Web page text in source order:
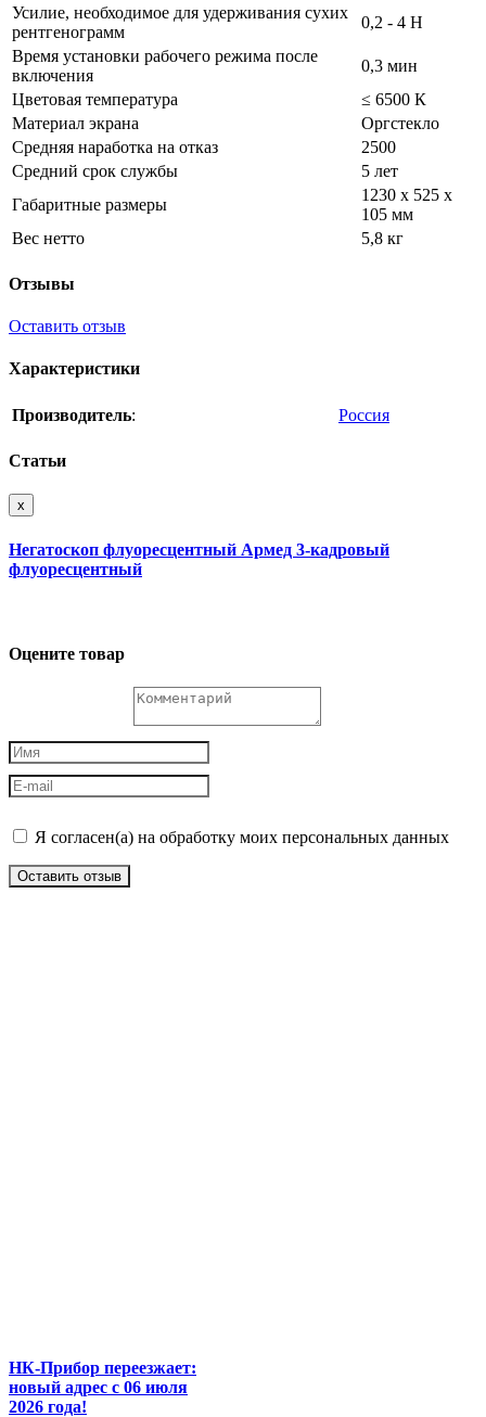
Усилие, необходимое для удерживания сухих
рентгенограмм
0,2 - 4 H
Время установки рабочего режима после
включения
0,3 мин
Цветовая температура
≤ 6500 К
Материал экрана
Оргстекло
Средняя наработка на отказ
2500
Средний срок службы
5 лет
Габаритные размеры
1230 х 525 х
105 мм
Вес нетто
5,8 кг
Отзывы
Оставить отзыв
Характеристики
Производитель: Россия
Статьи
x
Негатоскоп флуоресцентный Армед 3-кадровый
флуоресцентный
Оцените товар
Я согласен(а) на обработку моих персональных данных
Оставить отзыв
НК-Прибор переезжает:
новый адрес с 06 июля
2026 года!